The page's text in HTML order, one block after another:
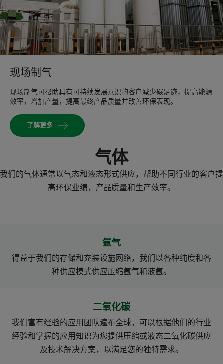
现场制气
现场制气可帮助具有可持续发展意识的客户减少碳足迹，提高能源
效率，增加产量，提高最终产品质量并改善环保表现。
了解更多
气体
我们的气体通常以气态和液态形式供应，帮助不同行业的客户提
高环保业绩，产品质量和生产效率。
氩气
得益于我们的存储和充装设施网络，我们以各种纯度和各
种供应模式供应压缩氩气和液氩。
二氧化碳
我们富有经验的应用团队遍布全球，可以根据他们的行业
经验和掌握的应用知识为您提供压缩或液态二氧化碳供应
及技术解决方案，以满足您的独特需求。